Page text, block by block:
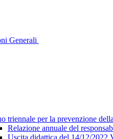
Generali
triennale per la prevenzione
Relazione annuale del